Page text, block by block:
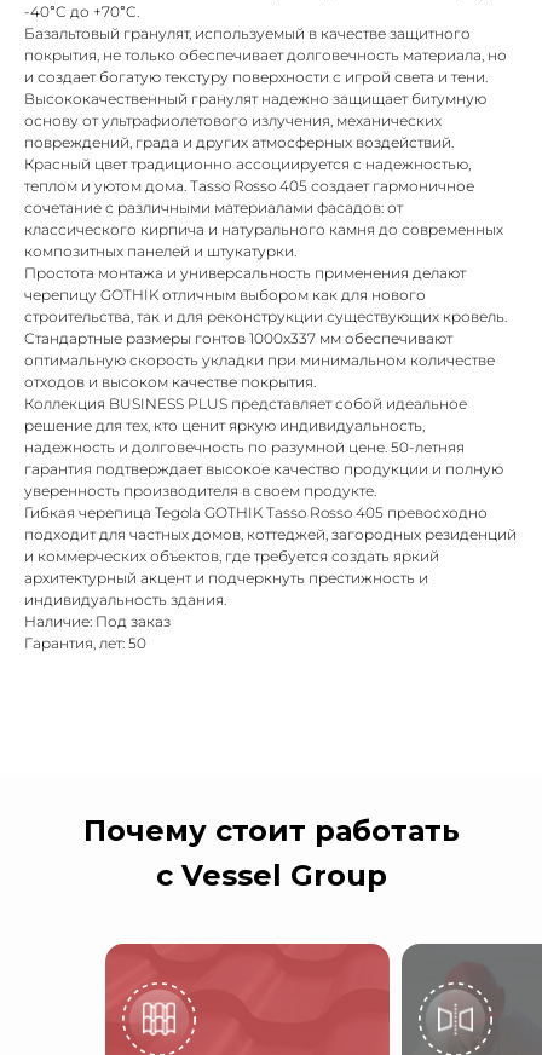
-40°C до +70°C.
Базальтовый гранулят, используемый в качестве защитного
покрытия, не только обеспечивает долговечность материала, но
и создает богатую текстуру поверхности с игрой света и тени.
Высококачественный гранулят надежно защищает битумную
основу от ультрафиолетового излучения, механических
повреждений, града и других атмосферных воздействий.
Красный цвет традиционно ассоциируется с надежностью,
теплом и уютом дома. Tasso Rosso 405 создает гармоничное
сочетание с различными материалами фасадов: от
классического кирпича и натурального камня до современных
композитных панелей и штукатурки.
Простота монтажа и универсальность применения делают
черепицу GOTHIK отличным выбором как для нового
строительства, так и для реконструкции существующих кровель.
Стандартные размеры гонтов 1000x337 мм обеспечивают
оптимальную скорость укладки при минимальном количестве
отходов и высоком качестве покрытия.
Коллекция BUSINESS PLUS представляет собой идеальное
решение для тех, кто ценит яркую индивидуальность,
надежность и долговечность по разумной цене. 50-летняя
гарантия подтверждает высокое качество продукции и полную
уверенность производителя в своем продукте.
Гибкая черепица Tegola GOTHIK Tasso Rosso 405 превосходно
подходит для частных домов, коттеджей, загородных резиденций
и коммерческих объектов, где требуется создать яркий
архитектурный акцент и подчеркнуть престижность и
индивидуальность здания.
Наличие: Под заказ
Гарантия, лет: 50
Почему стоит работать
с Vessel Group